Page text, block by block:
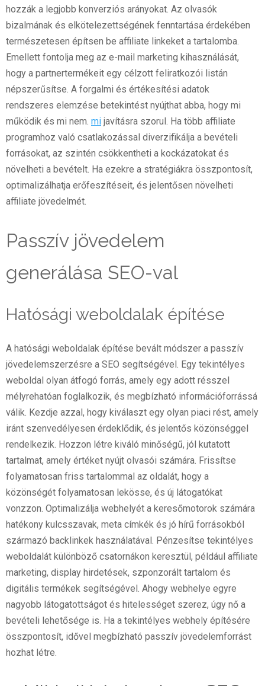
hozzák a legjobb konverziós arányokat. Az olvasók
bizalmának és elkötelezettségének fenntartása érdekében
természetesen építsen be affiliate linkeket a tartalomba.
Emellett fontolja meg az e-mail marketing kihasználását,
hogy a partnertermékeit egy célzott feliratkozói listán
népszerűsítse. A forgalmi és értékesítési adatok
rendszeres elemzése betekintést nyújthat abba, hogy mi
működik és mi nem. mi javításra szorul. Ha több affiliate
programhoz való csatlakozással diverzifikálja a bevételi
forrásokat, az szintén csökkentheti a kockázatokat és
növelheti a bevételt. Ha ezekre a stratégiákra összpontosít,
optimalizálhatja erőfeszítéseit, és jelentősen növelheti
affiliate jövedelmét.
Passzív jövedelem
generálása SEO-val
Hatósági weboldalak építése
A hatósági weboldalak építése bevált módszer a passzív
jövedelemszerzésre a SEO segítségével. Egy tekintélyes
weboldal olyan átfogó forrás, amely egy adott résszel
mélyrehatóan foglalkozik, és megbízható információforrássá
válik. Kezdje azzal, hogy kiválaszt egy olyan piaci rést, amely
iránt szenvedélyesen érdeklődik, és jelentős közönséggel
rendelkezik. Hozzon létre kiváló minőségű, jól kutatott
tartalmat, amely értéket nyújt olvasói számára. Frissítse
folyamatosan friss tartalommal az oldalát, hogy a
közönségét folyamatosan lekösse, és új látogatókat
vonzzon. Optimalizálja webhelyét a keresőmotorok számára
hatékony kulcsszavak, meta címkék és jó hírű forrásokból
származó backlinkek használatával. Pénzesítse tekintélyes
weboldalát különböző csatornákon keresztül, például affiliate
marketing, display hirdetések, szponzorált tartalom és
digitális termékek segítségével. Ahogy webhelye egyre
nagyobb látogatottságot és hitelességet szerez, úgy nő a
bevételi lehetősége is. Ha a tekintélyes webhely építésére
összpontosít, idővel megbízható passzív jövedelemforrást
hozhat létre.